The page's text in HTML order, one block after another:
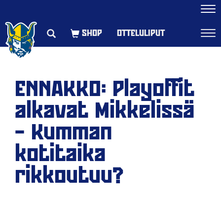
OTTELULIPUT
ENNAKKO: Playoffit
alkavat Mikkelissä
– Kumman
kotitaika
rikkoutuu?